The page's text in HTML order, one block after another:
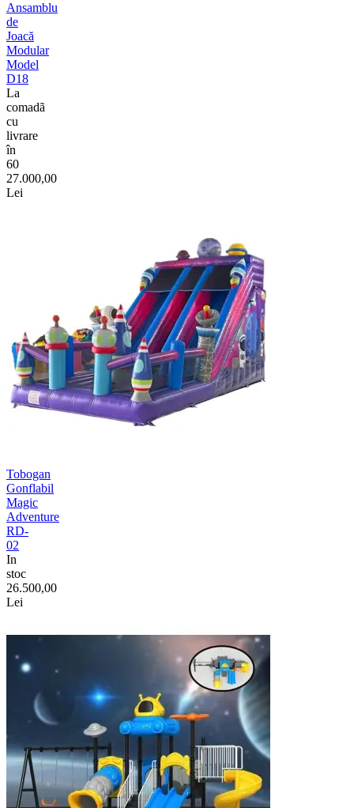
Ansamblu
de
Joacă
Modular
Model
D18
La
comadã
cu
livrare
în
60
27.000,00
Lei
Tobogan
Gonflabil
Magic
Adventure
RD-
02
In
stoc
26.500,00
Lei